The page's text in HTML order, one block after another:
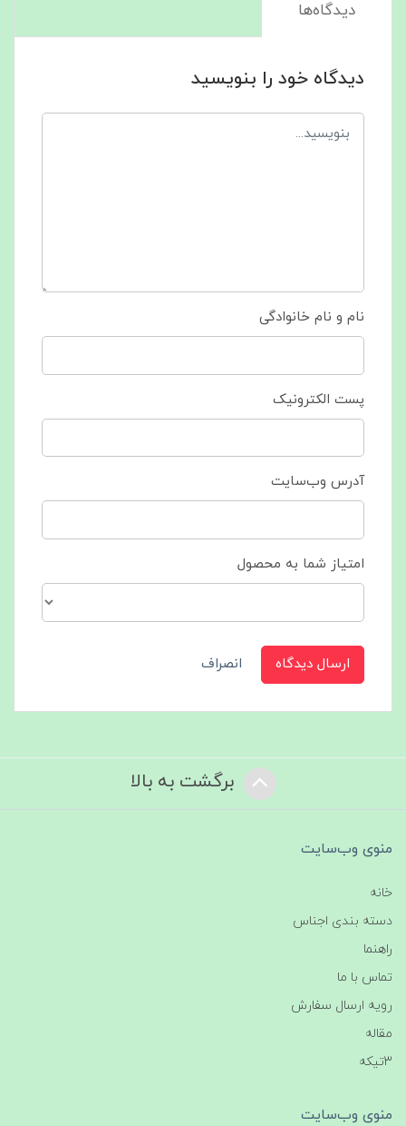
دیدگاه‌ها
دیدگاه خود را بنویسید
نام و نام خانوادگی
پست الکترونیک
آدرس وب‌سایت
امتیاز شما به محصول
ارسال دیدگاه انصراف
برگشت به بالا
منوی وب‌سایت
خانه
دسته بندی اجناس
راهنما
تماس با ما
رویه ارسال سفارش
مقاله
3تیکه
منوی وب‌سایت